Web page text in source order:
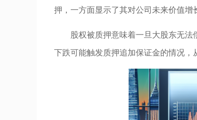
押，一方面显示了其对公司未来价值增
股权被质押意味着一旦大股东无
下跌可能触发质押追加保证金的情况，